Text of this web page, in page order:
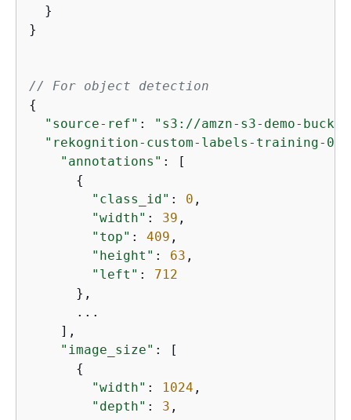
  }
}
// For object detection
{
"source-ref" :
"s3://amzn-s3-demo-
"rekognition-custom-labels-training-0"
"annotations" : [
{
"class_id" : 0 ,
"width" : 39 ,
"top" : 409 ,
"height" : 63 ,
"left" : 712
      },
      ...
    ],
"image_size" : [
{
"width" : 1024 ,
"depth" : 3 ,